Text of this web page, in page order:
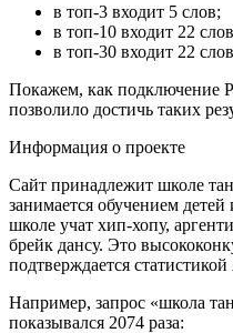
в топ-3 входит 5 слов;
в топ-10 входит 22
в топ-30 входит 22
Покажем, как подключение
позволило достичь таких
Информация о проекте
Сайт принадлежит школе
занимается обучением
школе учат хип-хопу,
брейк дансу. Это
подтверждается
Например, запрос «школа
показывался 2074 раза: